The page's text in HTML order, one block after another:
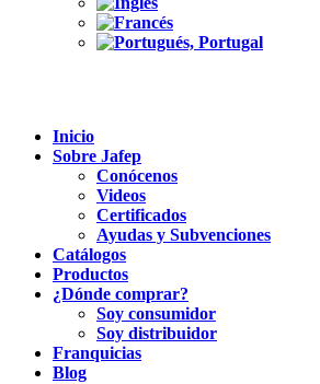
Inicio
Sobre Jafep
Conócenos
Videos
Certificados
Ayudas y Subvenciones
Catálogos
Productos
¿Dónde comprar?
Soy consumidor
Soy distribuidor
Franquicias
Blog